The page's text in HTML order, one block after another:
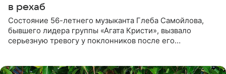
в рехаб
Состояние 56-летнего музыканта Глеба Самойлова,
бывшего лидера группы «Агата Кристи», вызвало
серьезную тревогу у поклонников после его